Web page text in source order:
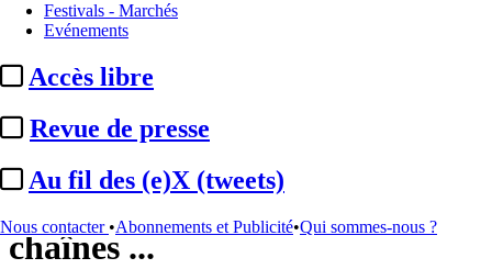
Festivals - Marchés
Evénements
Accès libre
Revue de presse
Au fil des (e)X (tweets)
Nous contacter •Abonnements et Publicité•Qui sommes-nous ?
A la Une
Netflix / TF1 :arrivée ce
vendredi des contenus et
chaînes ...